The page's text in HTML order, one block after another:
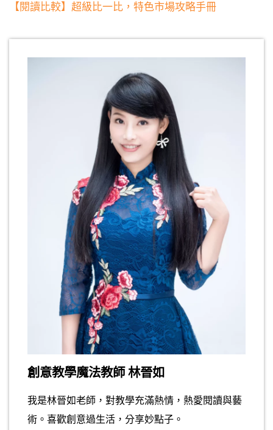
【閱讀比較】超級比一比，特色市場攻略手冊
創意教學魔法教師 林晉如
我是林晉如老師，對教學充滿熱情，熱愛閱讀與藝
術。喜歡創意過生活，分享妙點子。